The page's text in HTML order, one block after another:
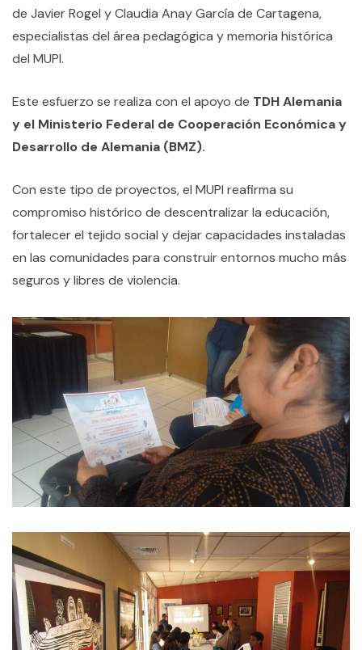
de Javier Rogel y Claudia Anay García de Cartagena,
especialistas del área pedagógica y memoria histórica
del MUPI.
Este esfuerzo se realiza con el apoyo de TDH Alemania
y el Ministerio Federal de Cooperación Económica y
Desarrollo de Alemania (BMZ).
Con este tipo de proyectos, el MUPI reafirma su
compromiso histórico de descentralizar la educación,
fortalecer el tejido social y dejar capacidades instaladas
en las comunidades para construir entornos mucho más
seguros y libres de violencia.